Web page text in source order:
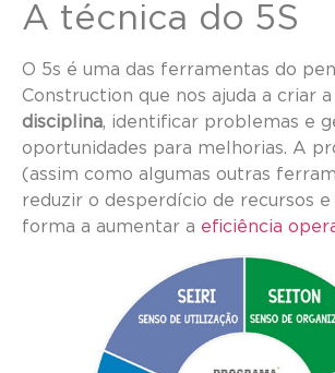
A técnica do 5S
O 5s é uma das ferramentas do
Construction que nos ajuda a criar a
disciplina, identificar problemas e
oportunidades para melhorias. A
(assim como algumas outras
reduzir o desperdício de recursos e
forma a aumentar a eficiência